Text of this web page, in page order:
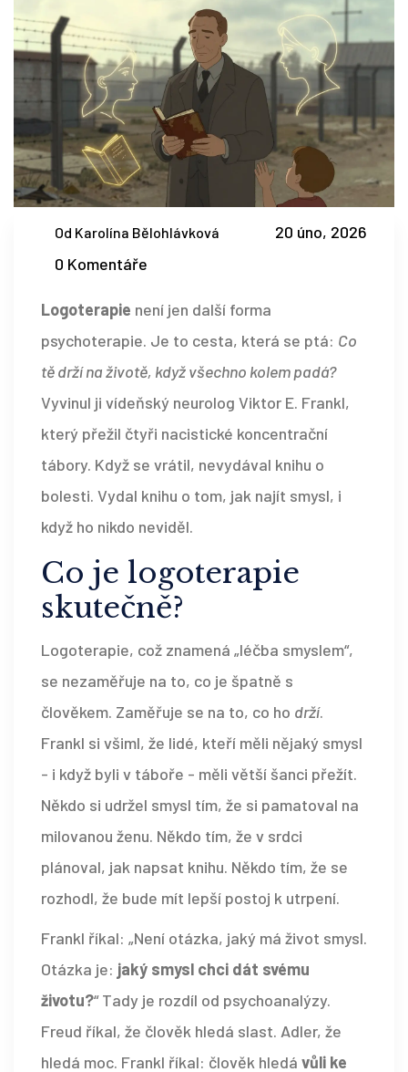
Od Karolína Bělohlávková
20 úno, 2026
0 Komentáře
Logoterapie není jen další forma
psychoterapie. Je to cesta, která se ptá: Co
tě drží na životě, když všechno kolem padá?
Vyvinul ji vídeňský neurolog Viktor E. Frankl,
který přežil čtyři nacistické koncentrační
tábory. Když se vrátil, nevydával knihu o
bolesti. Vydal knihu o tom, jak najít smysl, i
když ho nikdo neviděl.
Co je logoterapie
skutečně?
Logoterapie, což znamená „léčba smyslem“,
se nezaměřuje na to, co je špatně s
člověkem. Zaměřuje se na to, co ho drží.
Frankl si všiml, že lidé, kteří měli nějaký smysl
- i když byli v táboře - měli větší šanci přežít.
Někdo si udržel smysl tím, že si pamatoval na
milovanou ženu. Někdo tím, že v srdci
plánoval, jak napsat knihu. Někdo tím, že se
rozhodl, že bude mít lepší postoj k utrpení.
Frankl říkal: „Není otázka, jaký má život smysl.
Otázka je: jaký smysl chci dát svému
životu?“ Tady je rozdíl od psychoanalýzy.
Freud říkal, že člověk hledá slast. Adler, že
hledá moc. Frankl říkal: člověk hledá vůli ke